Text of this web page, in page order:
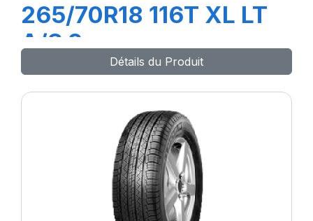
265/70R18 116T XL LT
A/S 2
Détails du Produit